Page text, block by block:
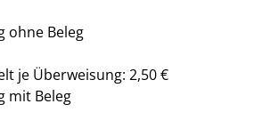
ohne Beleg
je Überweisung: 2,50 €
mit Beleg